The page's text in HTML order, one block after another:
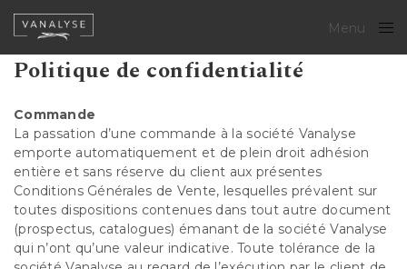
Menu
Politique de confidentialité
Commande
La passation d’une commande à la société Vanalyse
emporte automatiquement et de plein droit adhésion
entière et sans réserve du client aux présentes
Conditions Générales de Vente, lesquelles prévalent sur
toutes dispositions contenues dans tout autre document
(prospectus, catalogues) émanant de la société Vanalyse
qui n’ont qu’une valeur indicative. Toute tolérance de la